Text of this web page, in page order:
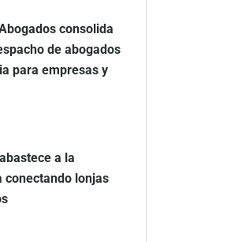
consolida
de abogados
para empresas y
a la
conectando lonjas